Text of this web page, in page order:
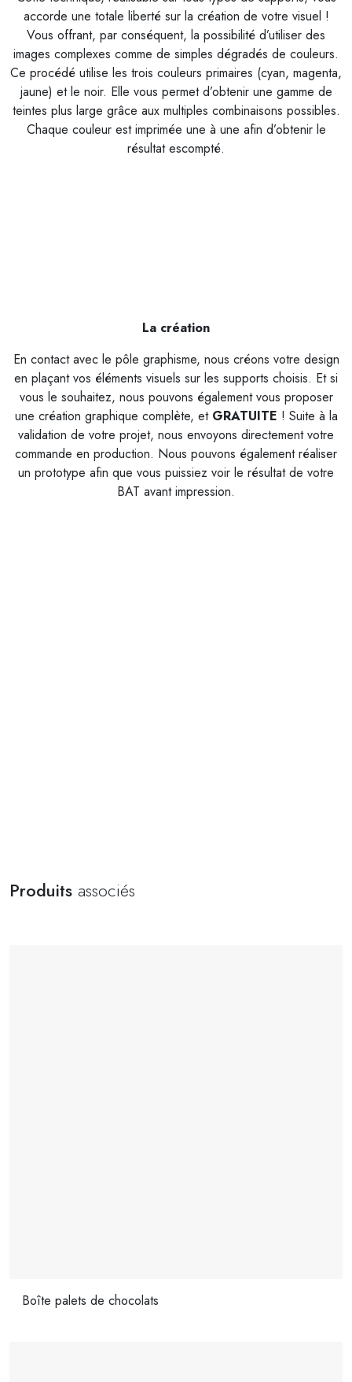
accorde une totale liberté sur la création de votre visuel !
Vous offrant, par conséquent, la possibilité d’utiliser des
images complexes comme de simples dégradés de couleurs.
Ce procédé utilise les trois couleurs primaires (cyan, magenta,
jaune) et le noir. Elle vous permet d’obtenir une gamme de
teintes plus large grâce aux multiples combinaisons possibles.
Chaque couleur est imprimée une à une afin d’obtenir le
résultat escompté.
La création
En contact avec le pôle graphisme, nous créons votre design
en plaçant vos éléments visuels sur les supports choisis. Et si
vous le souhaitez, nous pouvons également vous proposer
une création graphique complète, et GRATUITE ! Suite à la
validation de votre projet, nous envoyons directement votre
commande en production. Nous pouvons également réaliser
un prototype afin que vous puissiez voir le résultat de votre
BAT avant impression.
Produits associés
Boîte palets de chocolats